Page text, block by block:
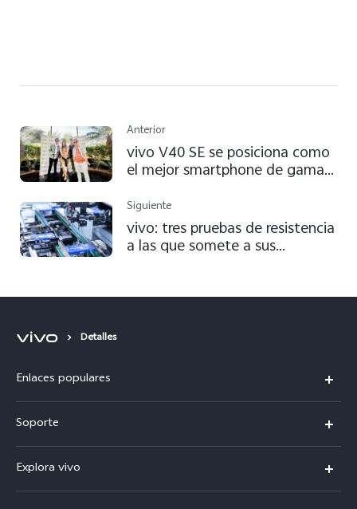
Anterior
vivo V40 SE se posiciona como
el mejor smartphone de gama
PeruSmart 2024
Siguiente
vivo: tres pruebas de resistencia
a las que somete a sus
Detalles
Enlaces populares
V60 Lite 5G
Y39 5G
Soporte
Centro de servicio
Explora vivo